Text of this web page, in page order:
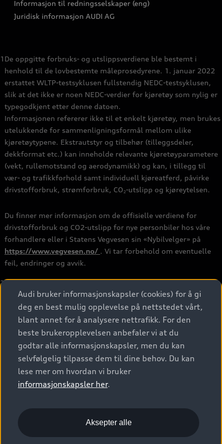
Bli sertifisert merkeverksted
Informasjon til redningsselskaper (eng)
Juridisk informasjon AUDI AG
1 De oppgitte forbruks- og utslippsverdiene ble bestemt i
henhold til de lovbestemte måleprosedyrene. 1. januar 2022
erstattet WLTP-testsyklusen fullstendig NEDC-testsyklusen,
slik at det ikke er noen NEDC-verdier for kjøretøy som nylig er
typegodkjent etter denne datoen.
Informasjonen refererer ikke til et enkelt kjøretøy, men brukes
utelukkende for sammenligningsformål mellom ulike
kjøretøytypene. Ekstrautstyr og tilbehør (tilleggsdeler,
dekkformat etc.) kan inneholde relevante kjøretøyparametere
(vekt, rullemotstand og aerodynamikk) og kan, i tillegg til
vær- og trafikkforhold samt individuell kjøreatferd, påvirke
drivstofforbruk, strømforbruk, CO 2-utslipp og kjøreytelsen.
Du finner mer informasjon om de offisielle verdiene for
drivstofforbruk og CO2-utslipp for nye personbiler hos våre
forhandlere eller i Statens Vegvesen sin «Nybilvelger» på
https://www.vegvesen.no/ . Vi tar forbehold om eventuelle
feil, endringer og avvik.
2Kapasitet i bilen. Ladetiden og ladeeffekten påvirkes av flere
faktorer, blant annet omgivelses- og batteritemperatur,
hvilket støpsel som brukes, om funksjonen for
forhåndstemperering aktiveres eller ikke (f.eks. fjernstyrt
klimaregulering), tilgjengelig effekt på ladestolpen, ladenivå
og batteriets alder. Ladeeffekten synker etter hvert som
ladenivået øker. Ladetapet er tatt med i beregningen. HPC står
for High Power Charging, det vil si hurtiglading med
personbiler" fås hos din Audi-forhandler.
Fraskrivningsklausul 2: alle (helelektriske) modeller uten
Audi bruker informasjonskapsler (cookies) for å gi
deg en best mulig opplevelse på nettstedet vårt,
blant annet for å analysere nettrafikk. For den
beste brukeropplevelsen anbefaler vi at du
godtar alle informasjonskapsler, men du kan
selvfølgelig tilpasse dem til dine behov. Du kan
lese mer om hvordan vi bruker
informasjonskapsler her.
Aksepter alle